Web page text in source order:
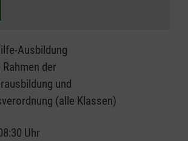
Ausbildung
der
und
(alle Klassen)
Uhr